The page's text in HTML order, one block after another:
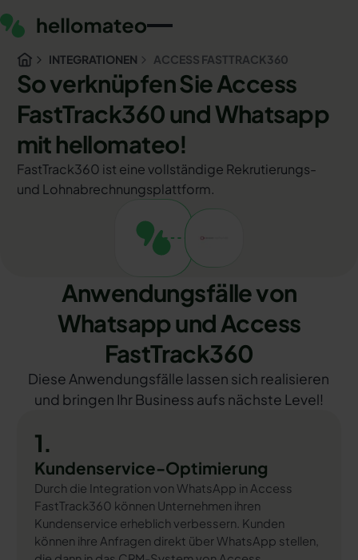
INTEGRATIONEN ACCESS FASTTRACK360
So verknüpfen Sie Access
FastTrack360 und Whatsapp
mit hellomateo!
FastTrack360 ist eine vollständige Rekrutierungs-
und Lohnabrechnungsplattform.
Anwendungsfälle von
Whatsapp und Access
FastTrack360
Diese Anwendungsfälle lassen sich realisieren
und bringen Ihr Business aufs nächste Level!
1.
Kundenservice-Optimierung
Durch die Integration von WhatsApp in Access
FastTrack360 können Unternehmen ihren
Kundenservice erheblich verbessern. Kunden
können ihre Anfragen direkt über WhatsApp stellen,